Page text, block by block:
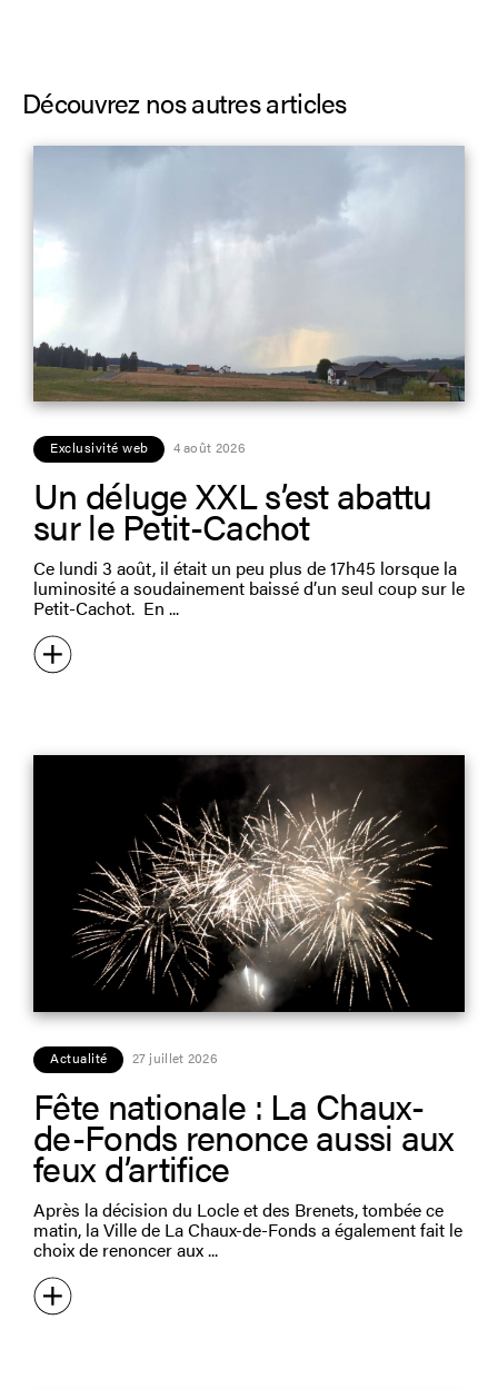
Découvrez nos autres articles
Exclusivité web 4 août 2026
Un déluge XXL s’est abattu
sur le Petit-Cachot
Ce lundi 3 août, il était un peu plus de 17h45 lorsque la
luminosité a soudainement baissé d’un seul coup sur le
Petit-Cachot. En
Actualité 27 juillet 2026
Fête nationale : La Chaux-
de-Fonds renonce aussi aux
feux d’artifice
Après la décision du Locle et des Brenets, tombée ce
matin, la Ville de La Chaux-de-Fonds a également fait le
choix de renoncer aux